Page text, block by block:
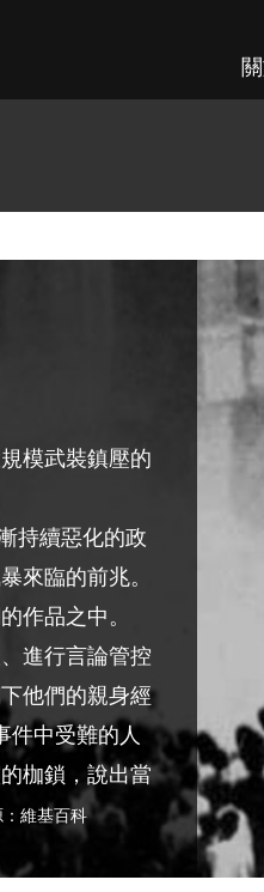
模武裝鎮壓的
持續惡化的政
來臨的前兆。
作品之中。
進行言論管控
他們的親身經
件中受難的人
枷鎖，說出當
：維基百科